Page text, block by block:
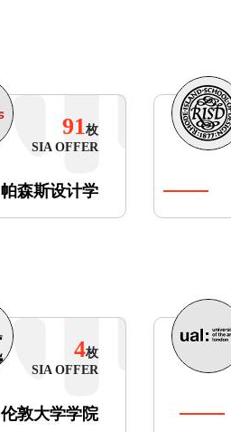
91枚
SIA OFFER
帕森斯设计学
4枚
SIA OFFER
伦敦大学学院